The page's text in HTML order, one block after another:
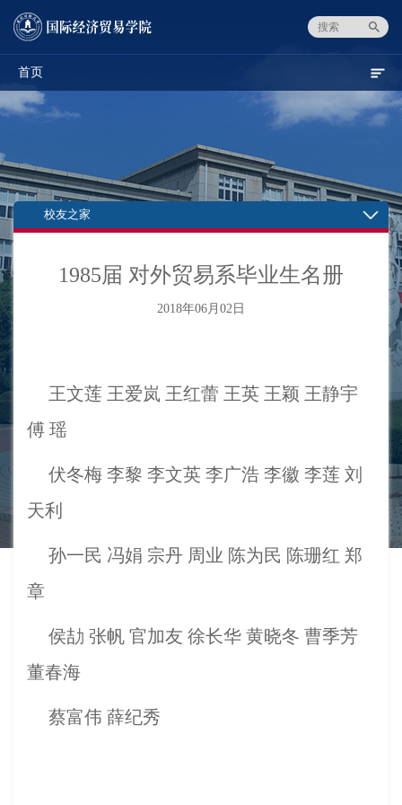
首页
校友之家
1985届 对外贸易系毕业生名册
2018年06月02日
王文莲 王爱岚 王红蕾 王英 王颖 王静宇
傅 瑶
伏冬梅 李黎 李文英 李广浩 李徽 李莲 刘
天利
孙一民 冯娟 宗丹 周业 陈为民 陈珊红 郑
章
侯劼 张帆 官加友 徐长华 黄晓冬 曹季芳
董春海
蔡富伟 薛纪秀